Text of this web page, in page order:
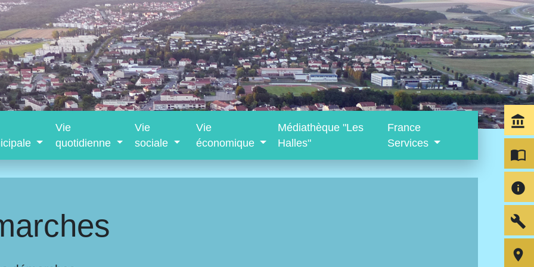
Vie
quotidienne
Vie
sociale
Vie
économique
Médiathèque "Les
Halles"
France
Services
account_balance
import_contacts
info
build
room